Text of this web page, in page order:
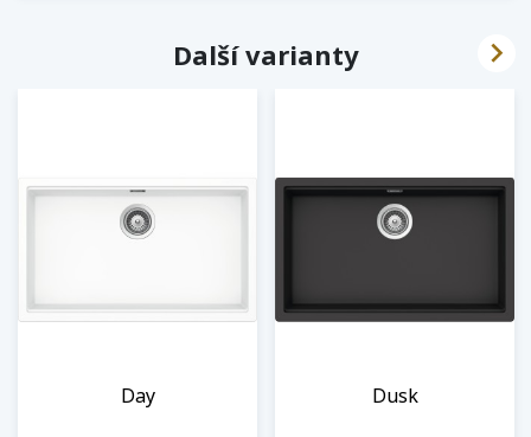
Další varianty
Day Dusk
